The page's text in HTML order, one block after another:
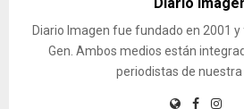
Diario Imagen fue fundado en 2001
Gen. Ambos medios están
periodistas de nuestra